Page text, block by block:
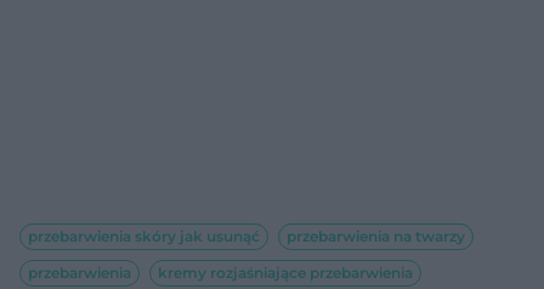
przebarwienia skóry jak usunąć
przebarwienia na twarzy
przebarwienia
kremy rozjaśniające przebarwienia